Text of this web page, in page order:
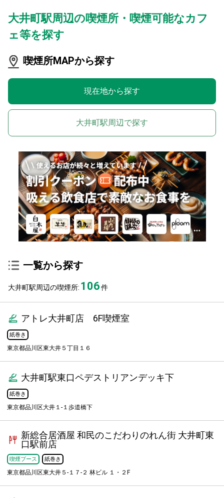
大井町駅周辺の喫煙所・喫煙可能なカフ
ェ等を探す
喫煙所MAPから探す
現在地から探す
大井町駅周辺で探す
一覧から探す
大井町駅周辺の喫煙所: 106件
アトレ大井町店 6F喫煙室
紙巻き
東京都品川区東大井５丁目１６
大井町駅東口ペデストリアンデッキ下
紙巻き
東京都品川区大井１-１歩道橋下
新総合居酒屋 和民のこだわりのれん街 大井町東
口駅前店
喫煙ブース 紙巻き
東京都品川区東大井５-１７-２ 林ビル １・２F